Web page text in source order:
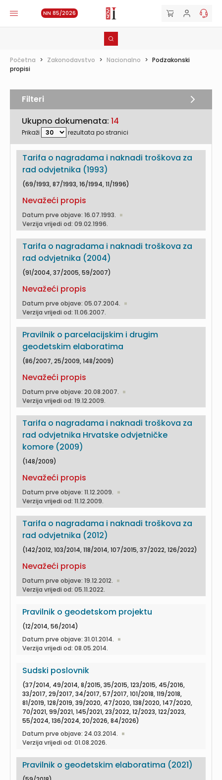
NN 85/2026
Početna > Zakonodavstvo > Nacionalno > Podzakonski
propisi
Ukupno dokumenata: 14
Prikaži rezultata po stranici
Tarifa o nagradama i naknadi troškova za
rad odvjetnika (1993)
(69/1993, 87/1993, 16/1994, 11/1996)
Nevažeći propis
Datum prve objave: 16.07.1993.
Verzija vrijedi od: 09.02.1996.
Tarifa o nagradama i naknadi troškova za
rad odvjetnika (2004)
(91/2004, 37/2005, 59/2007)
Nevažeći propis
Datum prve objave: 05.07.2004.
Verzija vrijedi od: 11.06.2007.
Pravilnik o parcelacijskim i drugim
geodetskim elaboratima
(86/2007, 25/2009, 148/2009)
Nevažeći propis
Datum prve objave: 20.08.2007.
Verzija vrijedi od: 19.12.2009.
Tarifa o nagradama i naknadi troškova za
rad odvjetnika Hrvatske odvjetničke
komore (2009)
(148/2009)
Nevažeći propis
Datum prve objave: 11.12.2009.
Verzija vrijedi od: 11.12.2009.
Tarifa o nagradama i naknadi troškova za
rad odvjetnika (2012)
(142/2012, 103/2014, 118/2014, 107/2015, 37/2022, 126/2022)
Nevažeći propis
Datum prve objave: 19.12.2012.
Verzija vrijedi od: 05.11.2022.
Pravilnik o geodetskom projektu
(12/2014, 56/2014)
Datum prve objave: 31.01.2014.
Verzija vrijedi od: 08.05.2014.
Sudski poslovnik
(37/2014, 49/2014, 8/2015, 35/2015, 123/2015, 45/2016,
33/2017, 29/2017, 34/2017, 57/2017, 101/2018, 119/2018,
81/2019, 128/2019, 39/2020, 47/2020, 138/2020, 147/2020,
70/2021, 99/2021, 145/2021, 23/2022, 12/2023, 122/2023,
55/2024, 136/2024, 20/2026, 84/2026)
Datum prve objave: 24.03.2014.
Verzija vrijedi od: 01.08.2026.
Pravilnik o geodetskim elaboratima (2021)
Filteri